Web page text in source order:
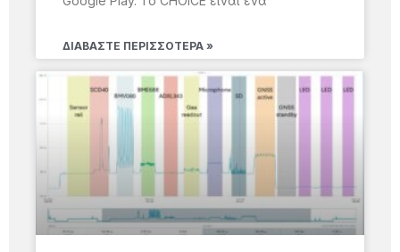
ΔΙΑΒΆΣΤΕ ΠΕΡΙΣΣΌΤΕΡΑ »